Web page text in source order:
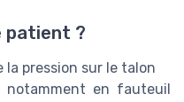
patient ?
pression sur le talon
notamment en fauteuil